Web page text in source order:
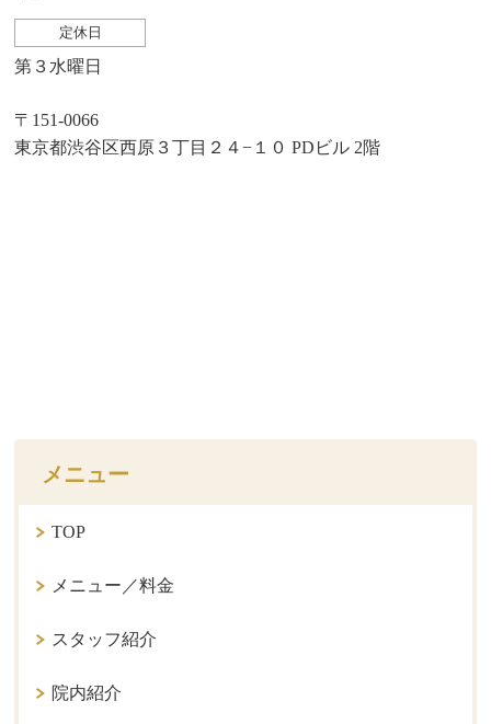
定休日
第３水曜日
〒151-0066
東京都渋谷区西原３丁目２４−１０ PDビル 2階
メニュー
TOP
メニュー／料金
スタッフ紹介
院内紹介